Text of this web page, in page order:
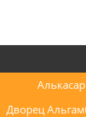
Дворец